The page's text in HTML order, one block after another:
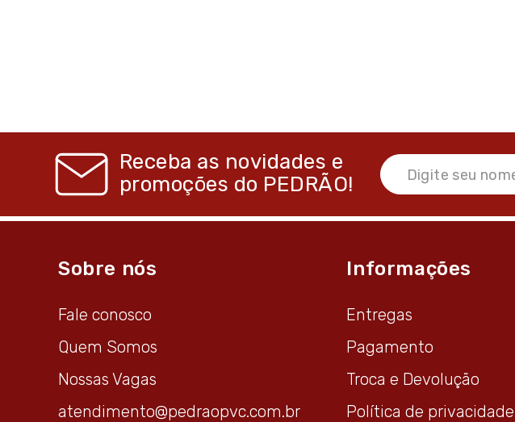
Receba as novidades e
promoções do PEDRÃO!
Sobre nós
Fale conosco
Quem Somos
Nossas Vagas
atendimento@pedraopvc.com.br
Informações
Entregas
Pagamento
Troca e Devolução
Política de privacidade